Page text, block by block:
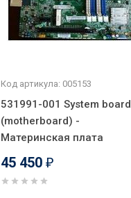
Код артикула: 005153
531991-001 System board
(motherboard) -
Материнская плата
45 450 ₽